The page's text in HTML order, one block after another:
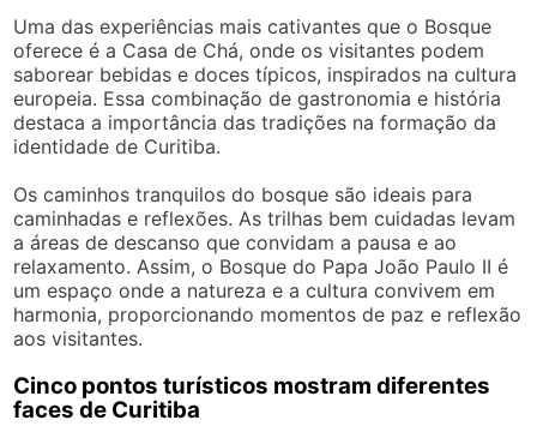
Uma das experiências mais cativantes que o Bosque
oferece é a Casa de Chá, onde os visitantes podem
saborear bebidas e doces típicos, inspirados na cultura
europeia. Essa combinação de gastronomia e história
destaca a importância das tradições na formação da
identidade de Curitiba.
Os caminhos tranquilos do bosque são ideais para
caminhadas e reflexões. As trilhas bem cuidadas levam
a áreas de descanso que convidam a pausa e ao
relaxamento. Assim, o Bosque do Papa João Paulo II é
um espaço onde a natureza e a cultura convivem em
harmonia, proporcionando momentos de paz e reflexão
aos visitantes.
Cinco pontos turísticos mostram diferentes
faces de Curitiba